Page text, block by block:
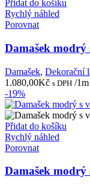
Přidat do košíku
Rychlý náhled
Porovnat
Damašek
Damašek, Dekorační
1.080,00Kč s DPH /1m
-19%
Přidat do košíku
Rychlý náhled
Porovnat
Damašek